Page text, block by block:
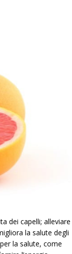
dei capelli; alleviare
la salute degli
la salute, come